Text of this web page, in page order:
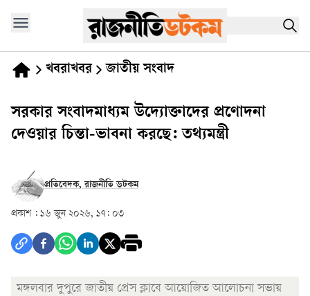
খবরাখবর জাতীয় সংবাদ
সরকার সংবাদমাধ্যম উদ্যোক্তাদের প্রণোদনা
দেওয়ার চিন্তা-ভাবনা করছে: তথ্যমন্ত্রী
প্রতিবেদক, রাজনীতি ডটকম
প্রকাশ : ১৬ জুন ২০২৬, ১৭: ০৩
মঙ্গলবার দুপুরে জাতীয় প্রেস ক্লাবে আয়োজিত আলোচনা সভায়